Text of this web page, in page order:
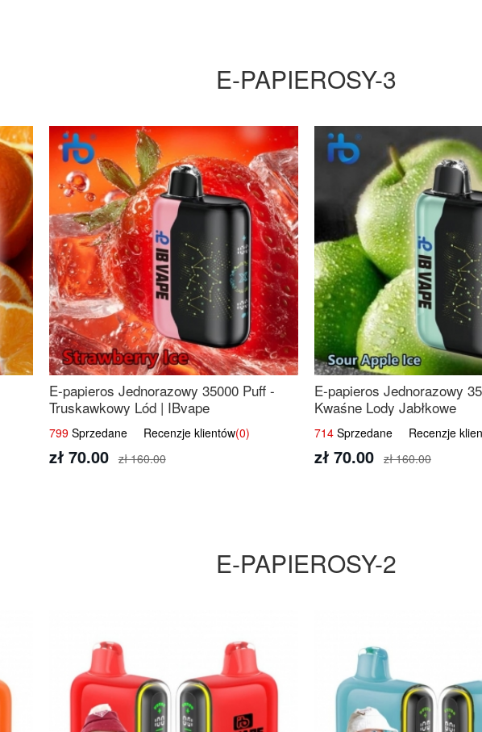
E-PAPIEROSY-3
E-papieros Jednorazowy 35000 Puff -
Truskawkowy Lód | IBvape
799Sprzedane Recenzje klientów(0)
zł 70.00 zł 160.00
E-papieros Jednorazowy
Kwaśne Lody Jabłkowe
714Sprzedane Recenzje
zł 70.00 zł 160.00
E-PAPIEROSY-2